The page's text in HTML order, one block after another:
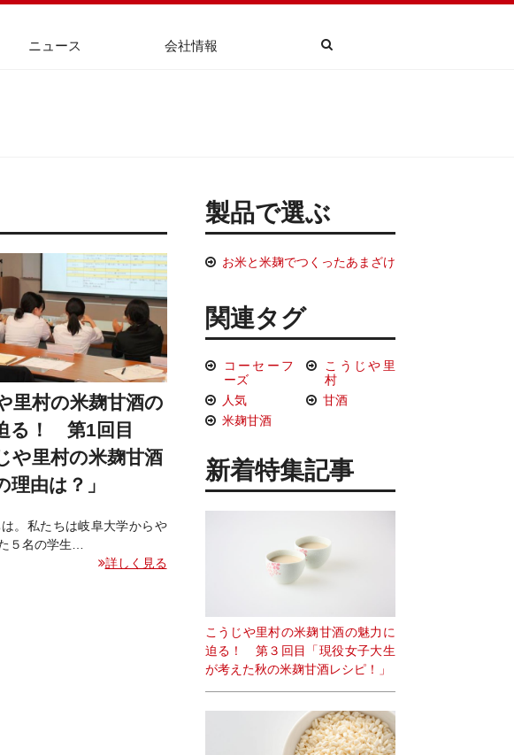
ニュース 会社情報
里村の米麹甘酒の
る！ 第1回目
や里村の米麹甘酒
理由は？」
。私たちは岐阜大学からや
５名の学生…
詳しく見る
製品で選ぶ
お米と米麹でつくったあまざけ
関連タグ
コーセーフ
ーズ
こうじや里
村
人気
甘酒
米麹甘酒
新着特集記事
こうじや里村の米麹甘酒の魅力に
迫る！ 第３回目「現役女子大生
が考えた秋の米麹甘酒レシピ！」